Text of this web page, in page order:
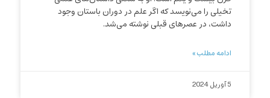
تخیلی را می‌نویسد که اگر علم در دوران باستان وجود
داشت، در عصرهای قبلی نوشته می‌شد.
ادامه مطلب »
5 آوریل 2024